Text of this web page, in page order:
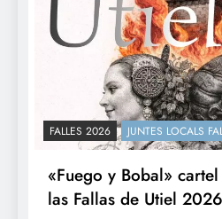
FALLES 2026 JUNTES LOCALS
«Fuego y Bobal»
las Fallas de Utiel 2026